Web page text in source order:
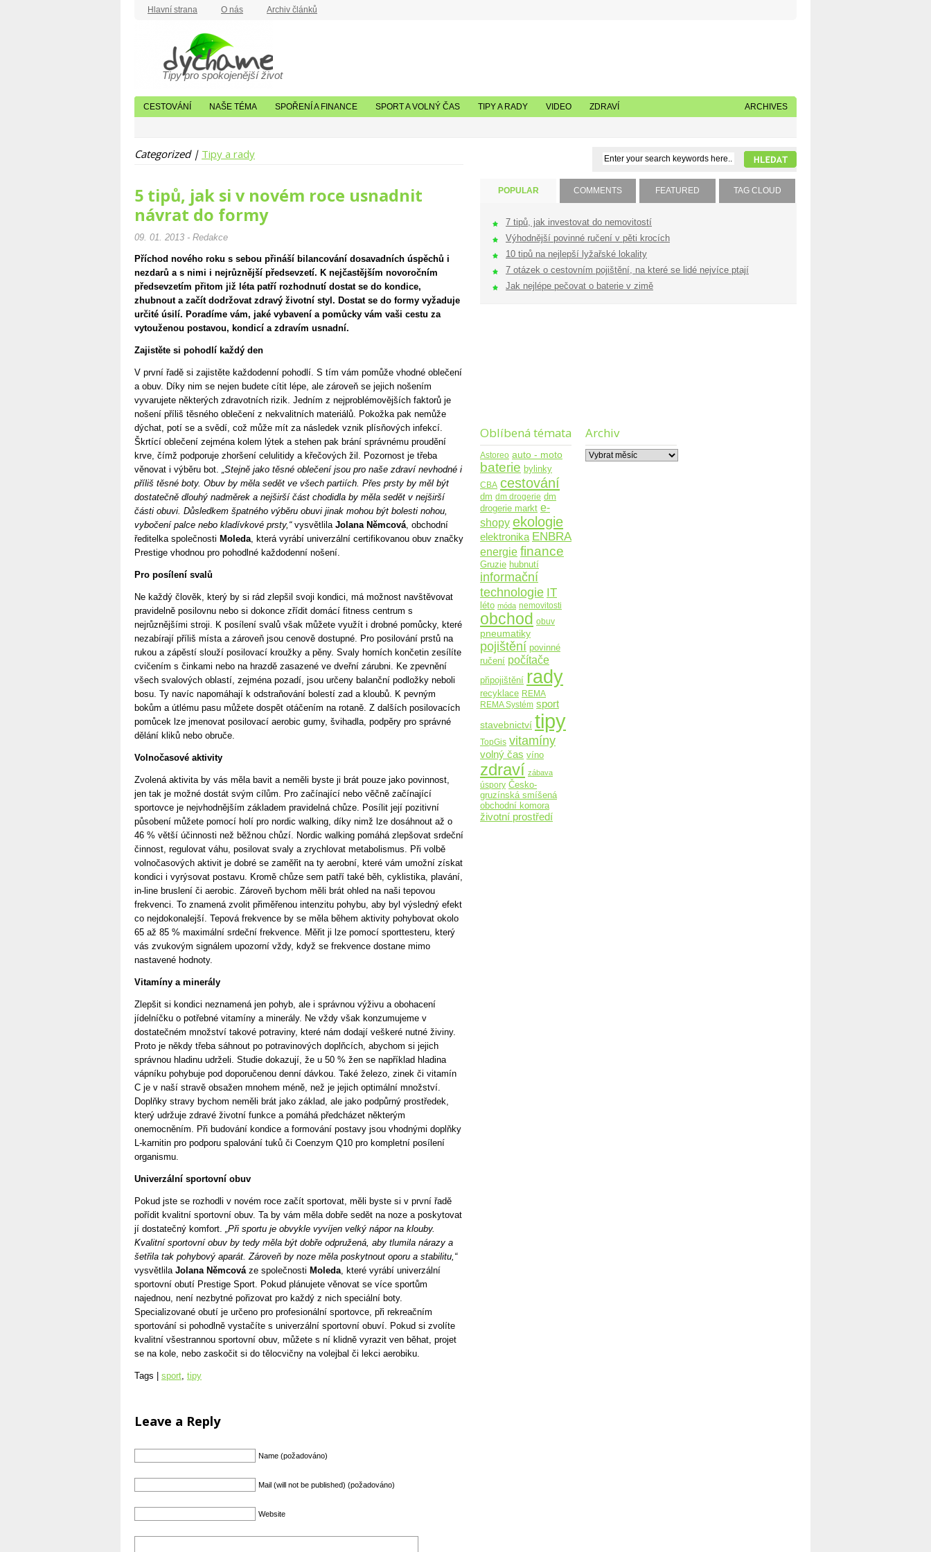
Hlavní strana O nás Archiv článků
Tipy pro spokojenější život
CESTOVÁNÍ NAŠE TÉMA SPOŘENÍ A FINANCE SPORT A VOLNÝ ČAS TIPY A RADY VIDEO ZDRAVÍ ARCHIVES
Categorized | Tipy a rady
5 tipů, jak si v novém roce usnadnit
návrat do formy
09. 01. 2013 - Redakce
Příchod nového roku s sebou přináší bilancování dosavadních úspěchů i
nezdarů a s nimi i nejrůznější předsevzetí. K nejčastějším novoročním
předsevzetím přitom již léta patří rozhodnutí dostat se do kondice,
zhubnout a začít dodržovat zdravý životní styl. Dostat se do formy vyžaduje
určité úsilí. Poradíme vám, jaké vybavení a pomůcky vám vaši cestu za
vytouženou postavou, kondicí a zdravím usnadní.
Zajistěte si pohodlí každý den
V první řadě si zajistěte každodenní pohodlí. S tím vám pomůže vhodné oblečení
a obuv. Díky nim se nejen budete cítit lépe, ale zároveň se jejich nošením
vyvarujete některých zdravotních rizik. Jedním z nejproblémovějších faktorů je
nošení příliš těsného oblečení z nekvalitních materiálů. Pokožka pak nemůže
dýchat, potí se a svědí, což může mít za následek vznik plísňových infekcí.
Škrtící oblečení zejména kolem lýtek a stehen pak brání správnému proudění
krve, čímž podporuje zhoršení celulitidy a křečových žil. Pozornost je třeba
věnovat i výběru bot. „Stejně jako těsné oblečení jsou pro naše zdraví nevhodné i
příliš těsné boty. Obuv by měla sedět ve všech partiích. Přes prsty by měl být
dostatečně dlouhý nadměrek a nejširší část chodidla by měla sedět v nejširší
části obuvi. Důsledkem špatného výběru obuvi jinak mohou být bolesti nohou,
vybočení palce nebo kladívkové prsty,“vysvětlilaJolana Němcová, obchodní
ředitelka společnosti Moleda, která vyrábí univerzální certifikovanou obuv značky
Prestige vhodnou pro pohodlné každodenní nošení.
Pro posílení svalů
Ne každý člověk, který by si rád zlepšil svoji kondici, má možnost navštěvovat
pravidelně posilovnu nebo si dokonce zřídit domácí fitness centrum s
nejrůznějšími stroji. K posílení svalů však můžete využít i drobné pomůcky, které
nezabírají příliš místa a zároveň jsou cenově dostupné. Pro posilování prstů na
rukou a zápěstí slouží posilovací kroužky a pěny. Svaly horních končetin zesílíte
cvičením s činkami nebo na hrazdě zasazené ve dveřní zárubni. Ke zpevnění
všech svalových oblastí, zejména pozadí, jsou určeny balanční podložky neboli
bosu. Ty navíc napomáhají k odstraňování bolestí zad a kloubů. K pevným
bokům a útlému pasu můžete dospět otáčením na rotaně. Z dalších posilovacích
pomůcek lze jmenovat posilovací aerobic gumy, švihadla, podpěry pro správné
dělání kliků nebo obruče.
Volnočasové aktivity
Zvolená aktivita by vás měla bavit a neměli byste ji brát pouze jako povinnost,
jen tak je možné dostát svým cílům. Pro začínající nebo věčně začínající
sportovce je nejvhodnějším základem pravidelná chůze. Posílit její pozitivní
působení můžete pomocí holí pro nordic walking, díky nimž lze dosáhnout až o
46 % větší účinnosti než běžnou chůzí. Nordic walking pomáhá zlepšovat srdeční
činnost, regulovat váhu, posilovat svaly a zrychlovat metabolismus. Při volbě
volnočasových aktivit je dobré se zaměřit na ty aerobní, které vám umožní získat
kondici i vyrýsovat postavu. Kromě chůze sem patří také běh, cyklistika, plavání,
in-line bruslení či aerobic. Zároveň bychom měli brát ohled na naši tepovou
frekvenci. To znamená zvolit přiměřenou intenzitu pohybu, aby byl výsledný efekt
co nejdokonalejší. Tepová frekvence by se měla během aktivity pohybovat okolo
65 až 85 % maximální srdeční frekvence. Měřit ji lze pomocí sporttesteru, který
vás zvukovým signálem upozorní vždy, když se frekvence dostane mimo
nastavené hodnoty.
Vitamíny a minerály
Zlepšit si kondici neznamená jen pohyb, ale i správnou výživu a obohacení
jídelníčku o potřebné vitamíny a minerály. Ne vždy však konzumujeme v
dostatečném množství takové potraviny, které nám dodají veškeré nutné živiny.
Proto je někdy třeba sáhnout po potravinových doplňcích, abychom si jejich
správnou hladinu udrželi. Studie dokazují, že u 50 % žen se například hladina
vápníku pohybuje pod doporučenou denní dávkou. Také železo, zinek či vitamín
C je v naší stravě obsažen mnohem méně, než je jejich optimální množství.
Doplňky stravy bychom neměli brát jako základ, ale jako podpůrný prostředek,
který udržuje zdravé životní funkce a pomáhá předcházet některým
onemocněním. Při budování kondice a formování postavy jsou vhodnými doplňky
L-karnitin pro podporu spalování tuků či Coenzym Q10 pro kompletní posílení
organismu.
Univerzální sportovní obuv
Pokud jste se rozhodli v novém roce začít sportovat, měli byste si v první řadě
pořídit kvalitní sportovní obuv. Ta by vám měla dobře sedět na noze a poskytovat
jí dostatečný komfort. „Při sportu je obvykle vyvíjen velký nápor na klouby.
Kvalitní sportovní obuv by tedy měla být dobře odpružená, aby tlumila nárazy a
šetřila tak pohybový aparát. Zároveň by noze měla poskytnout oporu a stabilitu,“
vysvětlila Jolana Němcováze společnosti Moleda, které vyrábí univerzální
sportovní obutí Prestige Sport. Pokud plánujete věnovat se více sportům
najednou, není nezbytné pořizovat pro každý z nich speciální boty.
Specializované obutí je určeno pro profesionální sportovce, při rekreačním
sportování si pohodlně vystačíte s univerzální sportovní obuví. Pokud si zvolíte
kvalitní všestrannou sportovní obuv, můžete s ní klidně vyrazit ven běhat, projet
se na kole, nebo zaskočit si do tělocvičny na volejbal či lekci aerobiku.
Tags | sport, tipy
Leave a Reply
Name (požadováno)
Mail (will not be published) (požadováno)
Website
POPULAR COMMENTS FEATURED TAG CLOUD
7 tipů, jak investovat do nemovitostí
Výhodnější povinné ručení v pěti krocích
10 tipů na nejlepší lyžařské lokality
7 otázek o cestovním pojištění, na které se lidé nejvíce ptají
Jak nejlépe pečovat o baterie v zimě
Oblíbená témata
Astoreo auto - moto
baterie bylinky
CBA cestování
dm dm drogerie dm
drogerie markt e-
shopy ekologie
elektronika ENBRA
energie finance
Gruzie hubnutí
informační
technologie IT
léto móda nemovitosti
obchod obuv
pneumatiky
pojištění povinné
ručení počítače
připojištění rady
recyklace REMA
REMA Systém sport
stavebnictví tipy
TopGis vitamíny
volný čas víno
zdraví zábava
úspory Česko-
gruzínská smíšená
obchodní komora
životní prostředí
Archiv
Archiv